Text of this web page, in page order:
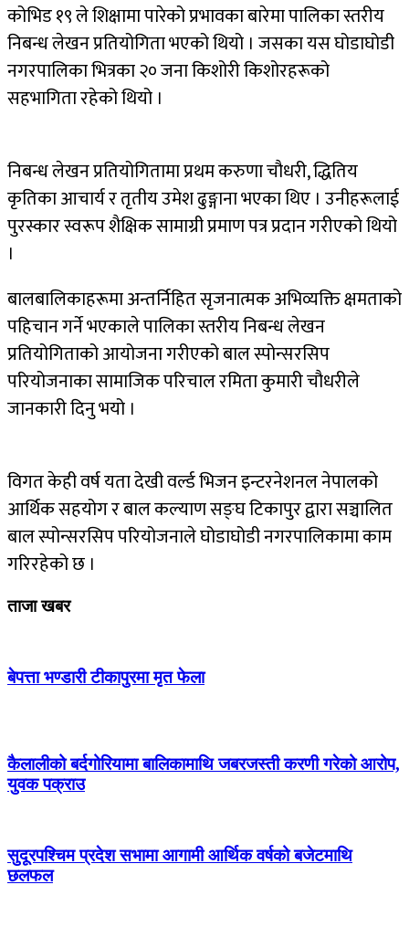
कोभिड १९ ले शिक्षामा पारेको प्रभावका बारेमा पालिका स्तरीय
निबन्ध लेखन प्रतियोगिता भएको थियो । जसका यस घोडाघोडी
नगरपालिका भित्रका २० जना किशोरी किशोरहरूको
सहभागिता रहेको थियो ।
निबन्ध लेखन प्रतियोगितामा प्रथम करुणा चौधरी, द्धितिय
कृतिका आचार्य र तृतीय उमेश ढुङ्गाना भएका थिए । उनीहरूलाई
पुरस्कार स्वरूप शैक्षिक सामाग्री प्रमाण पत्र प्रदान गरीएको थियो
।
बालबालिकाहरूमा अन्तर्निहित सृजनात्मक अभिव्यक्ति क्षमताको
पहिचान गर्ने भएकाले पालिका स्तरीय निबन्ध लेखन
प्रतियोगिताको आयोजना गरीएको बाल स्पोन्सरसिप
परियोजनाका सामाजिक परिचाल रमिता कुमारी चौधरीले
जानकारी दिनु भयो ।
विगत केही वर्ष यता देखी वर्ल्ड भिजन इन्टरनेशनल नेपालको
आर्थिक सहयोग र बाल कल्याण सङ्घ टिकापुर द्वारा सञ्चालित
बाल स्पोन्सरसिप परियोजनाले घोडाघोडी नगरपालिकामा काम
गरिरहेको छ ।
ताजा खबर
बेपत्ता भण्डारी टीकापुरमा मृत फेला
कैलालीको बर्दगोरियामा बालिकामाथि जबरजस्ती करणी गरेको आरोप,
युवक पक्राउ
सुदूरपश्चिम प्रदेश सभामा आगामी आर्थिक वर्षको बजेटमाथि
छलफल